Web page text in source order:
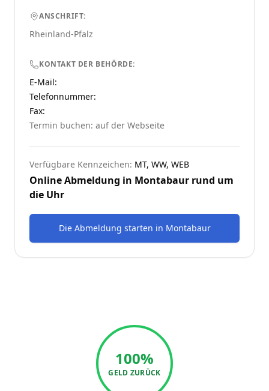
ANSCHRIFT:
Rheinland-Pfalz
KONTAKT DER BEHÖRDE:
E-Mail:
Telefonnummer:
Fax:
Termin buchen: auf der Webseite
Verfügbare Kennzeichen: MT, WW, WEB
Online Abmeldung in Montabaur rund um
die Uhr
Die Abmeldung starten in Montabaur
100%
GELD ZURÜCK